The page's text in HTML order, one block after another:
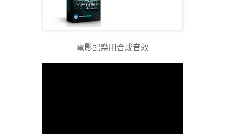
電影配樂用合成音效